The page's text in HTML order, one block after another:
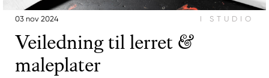
03 nov 2024 I STUDIO
Veiledning til lerret &
maleplater